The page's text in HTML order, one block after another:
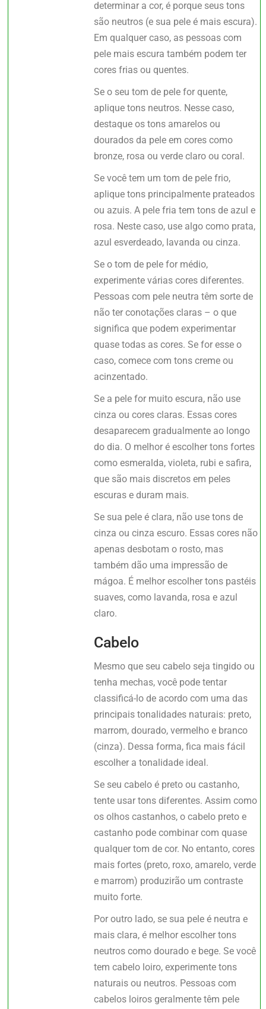
determinar a cor, é porque seus tons
são neutros (e sua pele é mais escura).
Em qualquer caso, as pessoas com
pele mais escura também podem ter
cores frias ou quentes.
Se o seu tom de pele for quente,
aplique tons neutros. Nesse caso,
destaque os tons amarelos ou
dourados da pele em cores como
bronze, rosa ou verde claro ou coral.
Se você tem um tom de pele frio,
aplique tons principalmente prateados
ou azuis. A pele fria tem tons de azul e
rosa. Neste caso, use algo como prata,
azul esverdeado, lavanda ou cinza.
Se o tom de pele for médio,
experimente várias cores diferentes.
Pessoas com pele neutra têm sorte de
não ter conotações claras – o que
significa que podem experimentar
quase todas as cores. Se for esse o
caso, comece com tons creme ou
acinzentado.
Se a pele for muito escura, não use
cinza ou cores claras. Essas cores
desaparecem gradualmente ao longo
do dia. O melhor é escolher tons fortes
como esmeralda, violeta, rubi e safira,
que são mais discretos em peles
escuras e duram mais.
Se sua pele é clara, não use tons de
cinza ou cinza escuro. Essas cores não
apenas desbotam o rosto, mas
também dão uma impressão de
mágoa. É melhor escolher tons pastéis
suaves, como lavanda, rosa e azul
claro.
Cabelo
Mesmo que seu cabelo seja tingido ou
tenha mechas, você pode tentar
classificá-lo de acordo com uma das
principais tonalidades naturais: preto,
marrom, dourado, vermelho e branco
(cinza). Dessa forma, fica mais fácil
escolher a tonalidade ideal.
Se seu cabelo é preto ou castanho,
tente usar tons diferentes. Assim como
os olhos castanhos, o cabelo preto e
castanho pode combinar com quase
qualquer tom de cor. No entanto, cores
mais fortes (preto, roxo, amarelo, verde
e marrom) produzirão um contraste
muito forte.
Por outro lado, se sua pele é neutra e
mais clara, é melhor escolher tons
neutros como dourado e bege. Se você
tem cabelo loiro, experimente tons
naturais ou neutros. Pessoas com
cabelos loiros geralmente têm pele